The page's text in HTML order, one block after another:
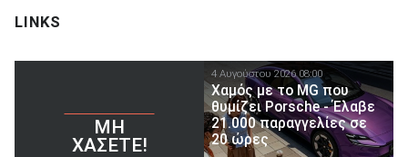
LINKS
ΜΗ
ΧΆΣΕΤΕ!
4 Αυγούστου 2026 08:00
Χαμός με το MG που
θυμίζει Porsche - Έλαβε
21.000 παραγγελίες σε
20 ώρες